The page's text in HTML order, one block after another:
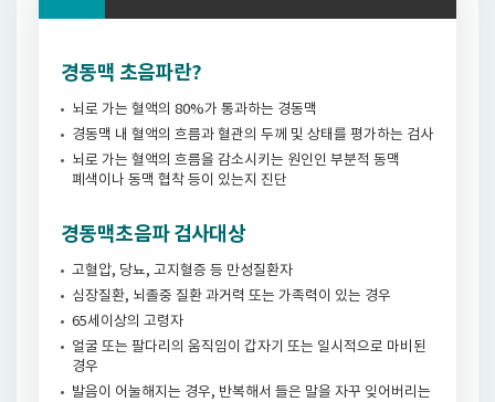
경동맥 초음파란?
뇌로 가는 혈액의 80%가 통과하는 경동맥
경동맥 내 혈액의 흐름과 혈관의 두께 및 상태를 평가하는 검사
뇌로 가는 혈액의 흐름을 감소시키는 원인인 부분적 동맥
폐색이나 동맥 협착 등이 있는지 진단
경동맥초음파 검사대상
고혈압, 당뇨, 고지혈증 등 만성질환자
심장질환, 뇌졸중 질환 과거력 또는 가족력이 있는 경우
65세이상의 고령자
얼굴 또는 팔다리의 움직임이 갑자기 또는 일시적으로 마비된
경우
발음이 어눌해지는 경우, 반복해서 들은 말을 자꾸 잊어버리는